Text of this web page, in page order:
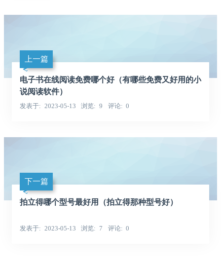
上一篇
电子书在线阅读免费哪个好（有哪些免费又好用的小
说阅读软件）
发表于 2023-05-13 浏览 9 评论 0
下一篇
拍立得哪个型号最好用（拍立得那种型号好）
发表于 2023-05-13 浏览 7 评论 0